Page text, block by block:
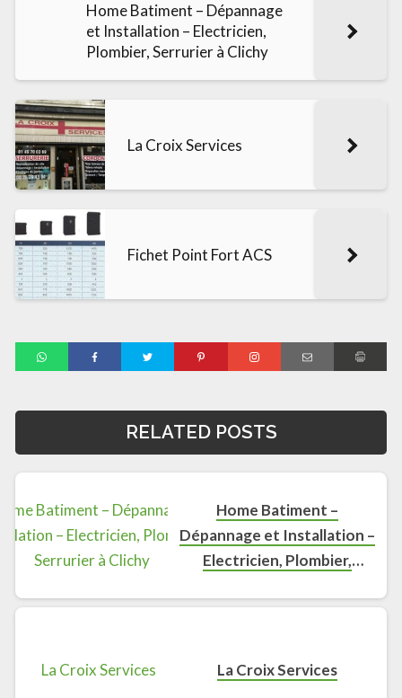
Home Batiment – Dépannage
et Installation – Electricien,
Plombier, Serrurier à Clichy
La Croix Services
Fichet Point Fort ACS
RELATED POSTS
Home Batiment –
Dépannage et Installation –
Electricien, Plombier,
La Croix Services